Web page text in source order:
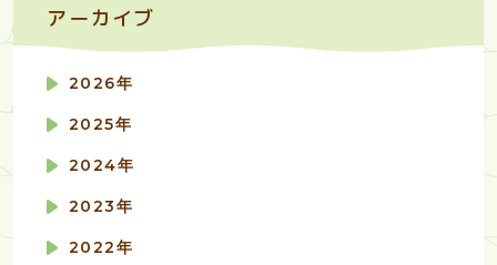
アーカイブ
2026年
2025年
2024年
2023年
2022年